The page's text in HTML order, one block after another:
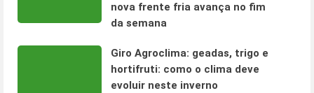
nova frente fria avança no fim
da semana
Giro Agroclima: geadas, trigo e
hortifruti: como o clima deve
evoluir neste inverno